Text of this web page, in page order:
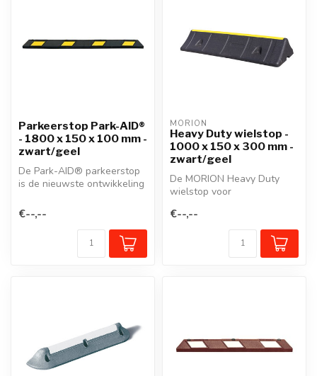
Parkeerstop Park-AID®
- 1800 x 150 x 100 mm -
zwart/geel
De Park-AID® parkeerstop
is de nieuwste ontwikkeling
wielstop...
€--,--
MORION
Heavy Duty wielstop -
1000 x 150 x 300 mm -
zwart/geel
De MORION Heavy Duty
wielstop voor
grote voertuigen en ind...
€--,--